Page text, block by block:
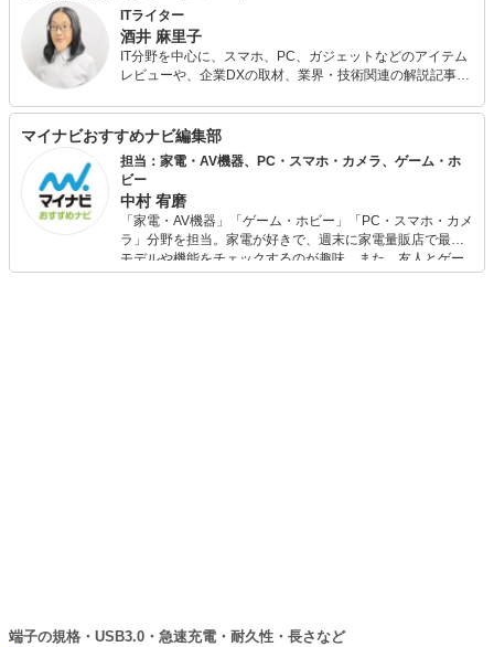
ITライター
酒井 麻里子
IT分野を中心に、スマホ、PC、ガジェットなどのアイテム
レビューや、企業DXの取材、業界・技術関連の解説記事な
グロボットの話題なども発信。テレワーク×メタバースの可
能性を考えるWEBマガジン『Zat's VR』運営。株式会社ウ
レルブン代表。
マイナビおすすめナビ編集部
担当：家電・AV機器、PC・スマホ・カメラ、ゲーム・ホ
ビー
中村 宥磨
「家電・AV機器」「ゲーム・ホビー」「PC・スマホ・カメ
ラ」分野を担当。家電が好きで、週末に家電量販店で最新
モデルや機能をチェックするのが趣味。また、友人とゲー
ムを楽しみながら、新作タイトルやイベント情報もいち早
端子の規格・USB3.0・急速充電・耐久性・長さなど